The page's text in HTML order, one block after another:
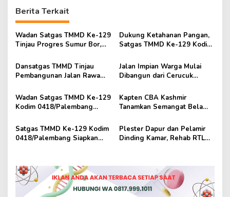
g
a
s
p
o
s
Berita Terkait
Wadan Satgas TMMD Ke-129
Tinjau Progres Sumur Bor,
Sesuai Target
Dukung Ketahanan Pangan,
Satgas TMMD Ke-129 Kodim
Lahan Satu Hektare untuk
Sayuran Hortikultura
Dansatgas TMMD Tinjau
Pembangunan Jalan Rawa
dan Warga Wujudkan Akses
Impian
Jalan Impian Warga Mulai
Dibangun dari Cerucuk
Kodim 0418/Palembang
Pastikan Pembangunan Jalan
Wadan Satgas TMMD Ke-129
Kodim 0418/Palembang
Rehab Musholla, Pastikan
Pembangunan Tepat Sasaran
Kapten CBA Kashmir
Tanamkan Semangat Bela
TMMD ke-129 Kodim
0418/Palembang
Satgas TMMD Ke-129 Kodim
0418/Palembang Siapkan
Hektare
Plester Dapur dan Pelamir
Dinding Kamar, Rehab RTLH